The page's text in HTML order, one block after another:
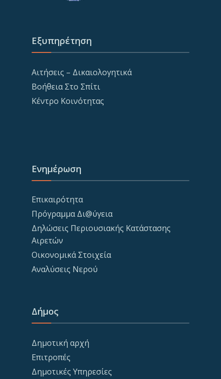
Εξυπηρέτηση
Αιτήσεις – Δικαιολογητικά
Βοήθεια Στο Σπίτι
Κέντρο Κοινότητας
Ενημέρωση
Επικαιρότητα
Πρόγραμμα Δι@ύγεια
Δηλώσεις Περιουσιακής Κατάστασης
Αιρετών
Οικονομικά Στοιχεία
Αναλύσεις Νερού
Δήμος
Δημοτική αρχή
Επιτροπές
Δημοτικές Υπηρεσίες